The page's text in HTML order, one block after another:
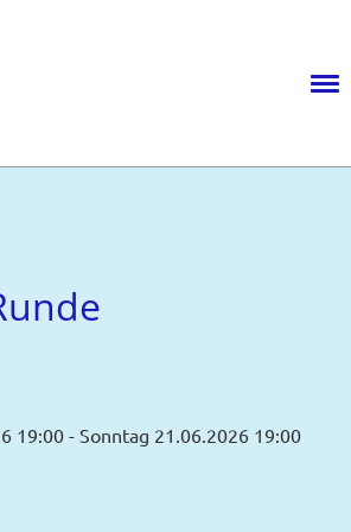
19:00 - Sonntag 21.06.2026 19:00